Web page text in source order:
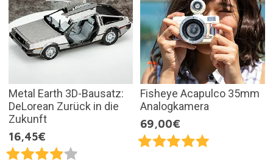
Metal Earth 3D-Bausatz:
DeLorean Zurück in die
Zukunft
16,45€
Fisheye Acapulco 35mm
Analogkamera
69,00€